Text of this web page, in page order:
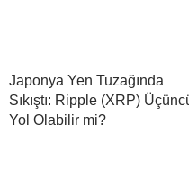
Japonya Yen Tuzağında
Sıkıştı: Ripple (XRP)
Yol Olabilir mi?